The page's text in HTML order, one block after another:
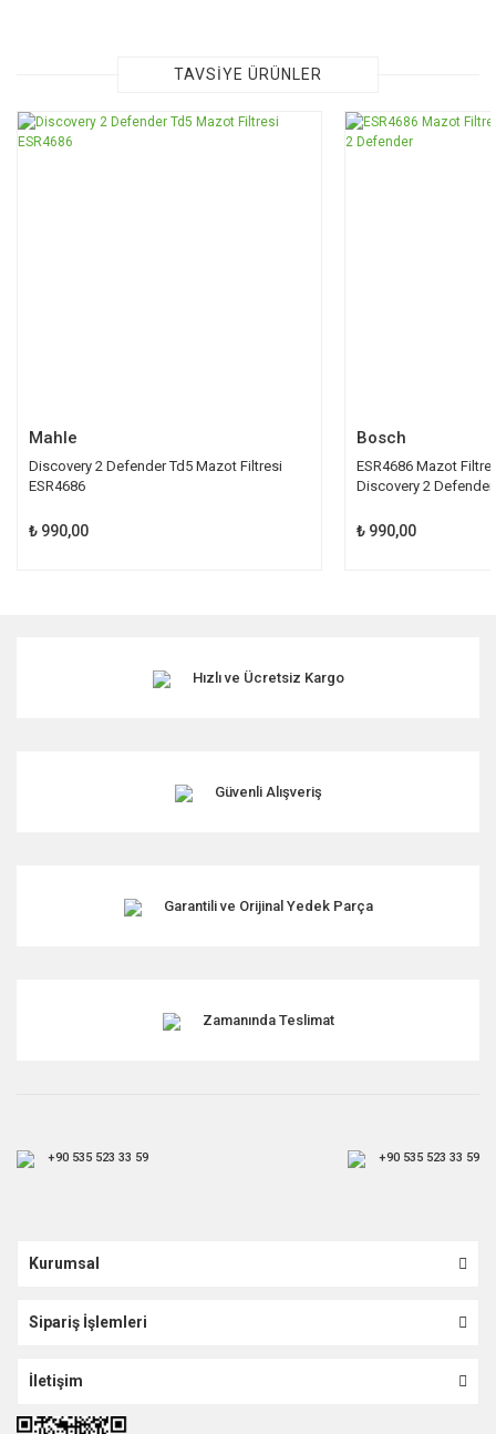
Görüş ve önerileriniz için teşekkür ederiz.
Ürün resmi kalitesiz, bozuk veya görüntülenemiyor.
TAVSİYE ÜRÜNLER
Mahle
Discovery 2 Defender Td5 Mazot Filtresi
ESR4686
₺ 990,00
Bosch
ESR4686 Mazot
Discovery 2 Defender
₺ 990,00
Hızlı ve Ücretsiz Kargo
Güvenli Alışveriş
Garantili ve Orijinal Yedek Parça
Zamanında Teslimat
+90 535 523 33 59 +90 535 523 33 59
Kurumsal
Sipariş İşlemleri
İletişim